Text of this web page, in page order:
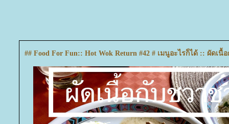
## Food For Fun:: Hot Wok Return #42 # เมนูอะไรก็ได้ :: ผัดเนื้